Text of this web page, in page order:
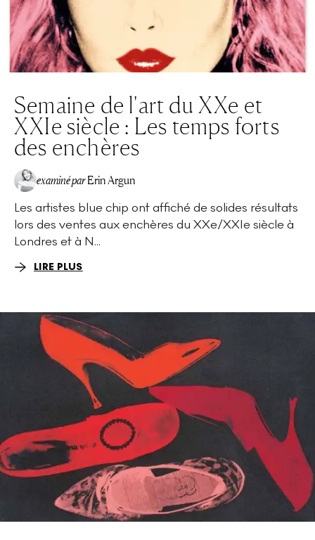
Semaine de l'art du XXe et
XXIe siècle : Les temps forts
des enchères
EA
examiné par Erin Argun
Les artistes blue chip ont affiché de solides résultats
lors des ventes aux enchères du XXe/XXIe siècle à
Londres et à N...
LIRE PLUS